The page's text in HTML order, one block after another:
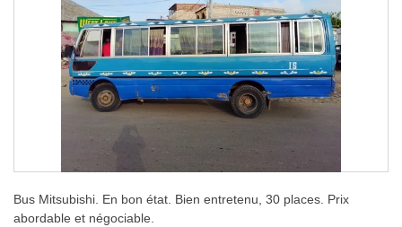
Bus Mitsubishi. En bon état. Bien entretenu, 30 places. Prix
abordable et négociable.